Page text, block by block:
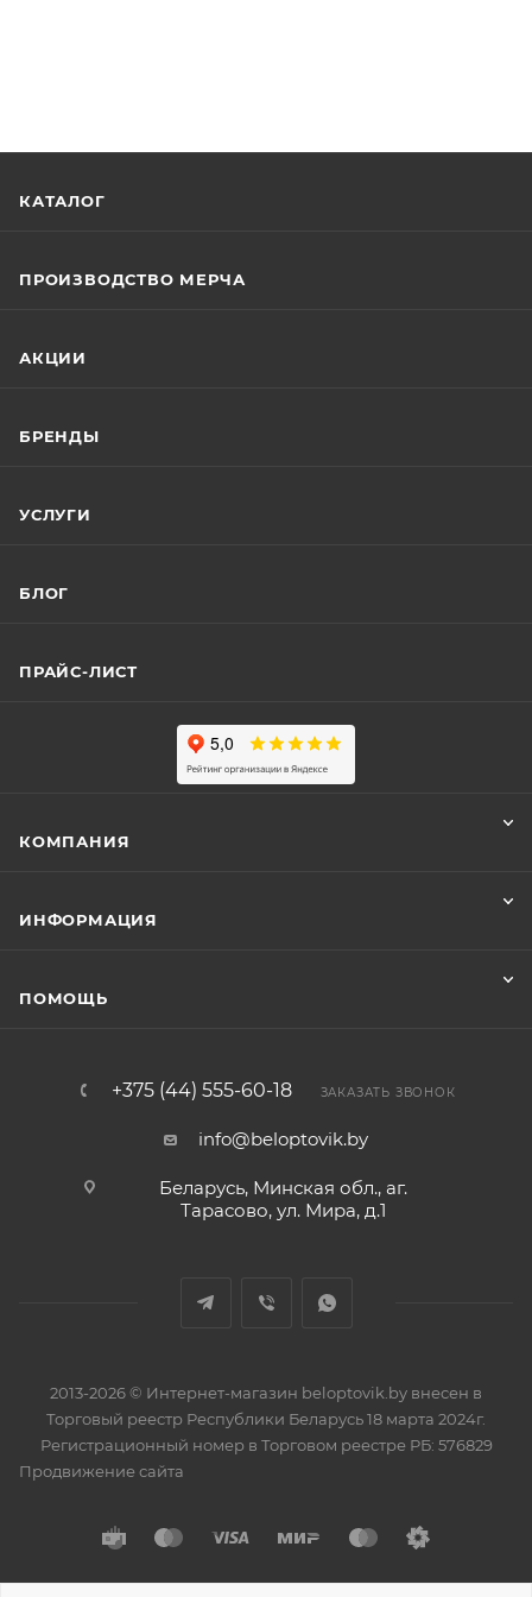
КАТАЛОГ
ПРОИЗВОДСТВО МЕРЧА
АКЦИИ
БРЕНДЫ
УСЛУГИ
БЛОГ
ПРАЙС-ЛИСТ
КОМПАНИЯ
ИНФОРМАЦИЯ
ПОМОЩЬ
+375 (44) 555-60-18 ЗАКАЗАТЬ ЗВОНОК
info@beloptovik.by
Беларусь, Минская обл., аг.
Тарасово, ул. Мира, д.1
2013-2026 © Интернет-магазин beloptovik.by внесен в
Торговый реестр Республики Беларусь 18 марта 2024г.
Регистрационный номер в Торговом реестре РБ: 576829
Продвижение сайта